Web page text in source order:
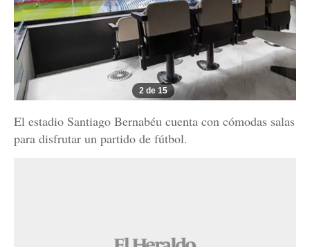
2 de 15
El estadio Santiago Bernabéu cuenta con cómodas salas
para disfrutar un partido de fútbol.